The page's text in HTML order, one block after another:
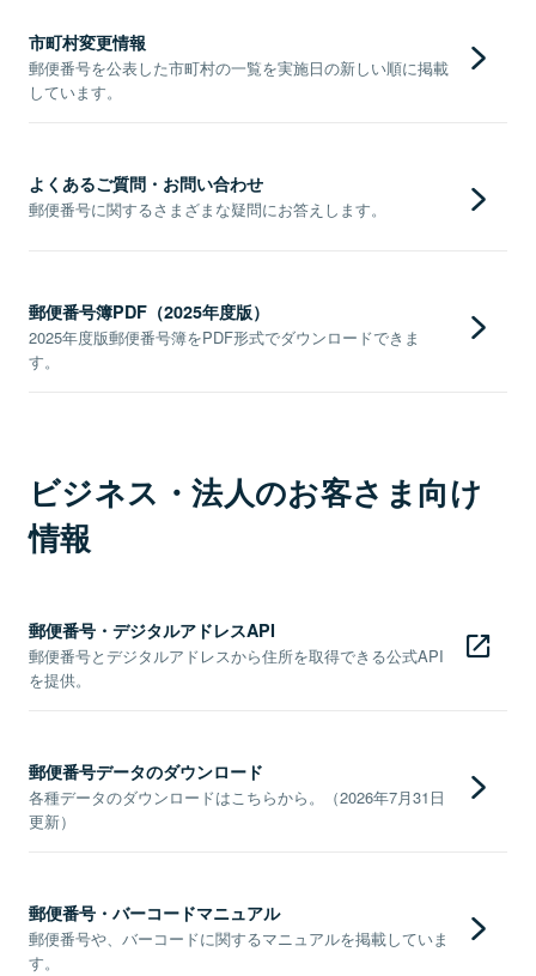
市町村変更情報
郵便番号を公表した市町村の一覧を実施日の新しい順に掲載
しています。
よくあるご質問・お問い合わせ
郵便番号に関するさまざまな疑問にお答えします。
郵便番号簿PDF（2025年度版）
2025年度版郵便番号簿をPDF形式でダウンロードできま
す。
ビジネス・法人のお客さま向け
情報
郵便番号・デジタルアドレスAPI
郵便番号とデジタルアドレスから住所を取得できる公式API
を提供。
郵便番号データのダウンロード
各種データのダウンロードはこちらから。（2026年7月31日
更新）
郵便番号・バーコードマニュアル
郵便番号や、バーコードに関するマニュアルを掲載していま
す。